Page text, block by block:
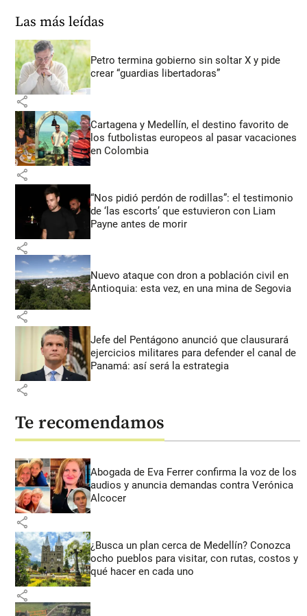
Las más leídas
Petro termina gobierno sin soltar X y pide
crear “guardias libertadoras”
share
Cartagena y Medellín, el destino favorito de
los futbolistas europeos al pasar vacaciones
en Colombia
share
“Nos pidió perdón de rodillas”: el testimonio
de ‘las escorts’ que estuvieron con Liam
Payne antes de morir
share
Nuevo ataque con dron a población civil en
Antioquia: esta vez, en una mina de Segovia
share
Jefe del Pentágono anunció que clausurará
ejercicios militares para defender el canal de
Panamá: así será la estrategia
share
Te recomendamos
Abogada de Eva Ferrer confirma la voz de los
audios y anuncia demandas contra Verónica
Alcocer
share
¿Busca un plan cerca de Medellín? Conozca
ocho pueblos para visitar, con rutas, costos y
qué hacer en cada uno
share